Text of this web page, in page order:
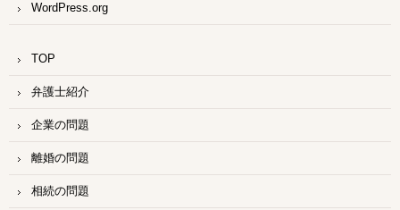
WordPress.org
TOP
弁護士紹介
企業の問題
離婚の問題
相続の問題